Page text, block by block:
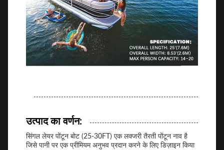
उत्पाद का वर्णन:
सिंगल लेयर पोंटून बोट (25-30FT) एक लक्जरी तैरती पोंटून नाव है
जिसे पानी पर एक प्रीमियम अनुभव प्रदान करने के लिए डिज़ाइन किया